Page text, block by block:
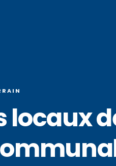
locaux